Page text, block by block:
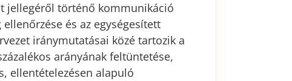
jellegéről történő kommunikáció
és az egységesített
iránymutatásai közé tartozik a
arányának feltüntetése,
ellentételezésen alapuló